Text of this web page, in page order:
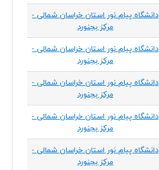
دانشگاه پیام نور استان خراسان شمالی -
مرکز بجنورد
دانشگاه پیام نور استان خراسان شمالی -
مرکز بجنورد
دانشگاه پیام نور استان خراسان شمالی -
مرکز بجنورد
دانشگاه پیام نور استان خراسان شمالی -
مرکز بجنورد
دانشگاه پیام نور استان خراسان شمالی -
مرکز بجنورد